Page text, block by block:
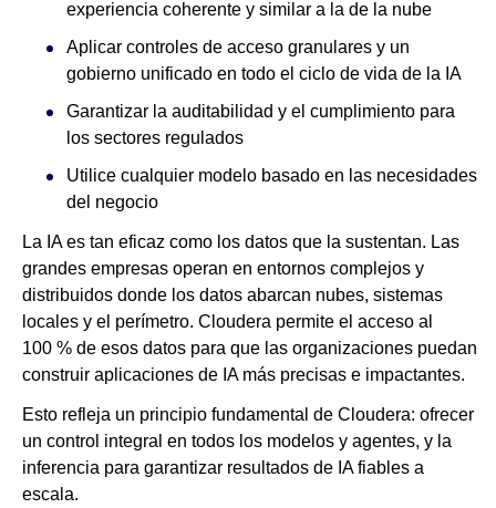
experiencia coherente y similar a la de la nube
Aplicar controles de acceso granulares y un
gobierno unificado en todo el ciclo de vida de la IA
Garantizar la auditabilidad y el cumplimiento para
los sectores regulados
Utilice cualquier modelo basado en las necesidades
del negocio
La IA es tan eficaz como los datos que la sustentan. Las
grandes empresas operan en entornos complejos y
distribuidos donde los datos abarcan nubes, sistemas
locales y el perímetro. Cloudera permite el acceso al
100 % de esos datos para que las organizaciones puedan
construir aplicaciones de IA más precisas e impactantes.
Esto refleja un principio fundamental de Cloudera: ofrecer
un control integral en todos los modelos y agentes, y la
inferencia para garantizar resultados de IA fiables a
escala.